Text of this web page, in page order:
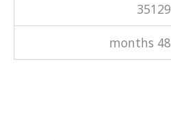
35129
48 months